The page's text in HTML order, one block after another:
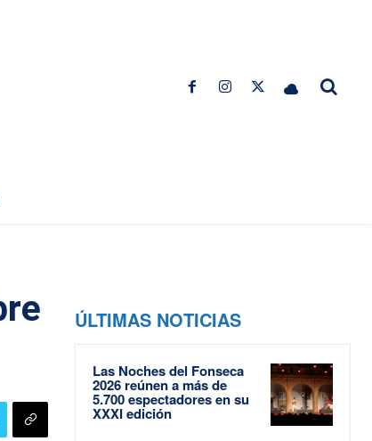
ÚLTIMAS NOTICIAS
Las Noches del Fonseca
2026 reúnen a más de
5.700 espectadores en su
XXXI edición